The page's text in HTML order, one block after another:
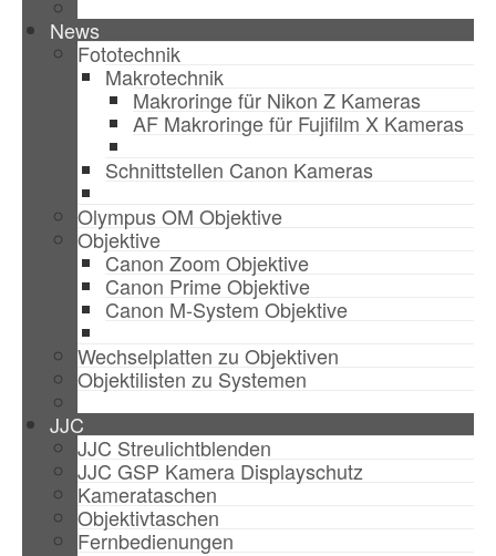
News
Fototechnik
Makrotechnik
Makroringe für Nikon Z Kameras
AF Makroringe für Fujifilm X Kameras
Schnittstellen Canon Kameras
Olympus OM Objektive
Objektive
Canon Zoom Objektive
Canon Prime Objektive
Canon M-System Objektive
Wechselplatten zu Objektiven
Objektilisten zu Systemen
JJC
JJC Streulichtblenden
JJC GSP Kamera Displayschutz
Kamerataschen
Objektivtaschen
Fernbedienungen